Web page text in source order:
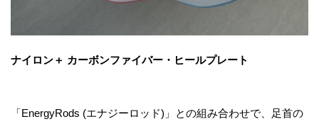
ナイロン＋ カーボンファイバー・ヒールプレート
「EnergyRods (エナジーロッド)」との組み合わせで、足首の